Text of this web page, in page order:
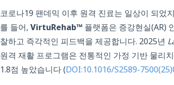
코로나19 팬데믹 이후 원격 진료는 일상이 되었
를 들어, VirtuRehab™ 플랫폼은 증강현실(AR)
찰하고 즉각적인 피드백을 제공합니다. 2025년
원격 재활 프로그램은 전통적인 가정 기반 물리
1.8점 높았습니다 (DOI:10.1016/S2589-